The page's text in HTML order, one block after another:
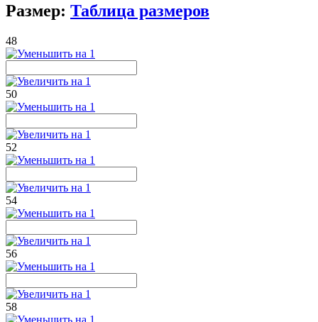
Размер: Таблица размеров
48
50
52
54
56
58